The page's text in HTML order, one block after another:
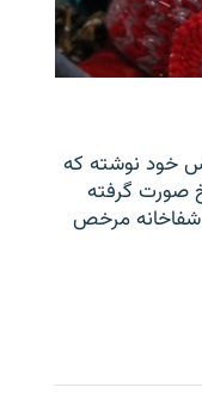
صفحه ایکس خود نوشته که
سوراخ صورت گرفته
از شفاخانه مرخص